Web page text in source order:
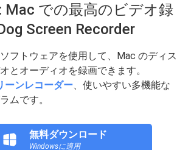
Mac での最高のビデオ録
Screen Recorder
フトウェアを使用して、Mac のディス
とオーディオを録画できます。
ーンレコーダー 、使いやすい多機能な
ムです。
無料ダウンロード
Windowsに適用